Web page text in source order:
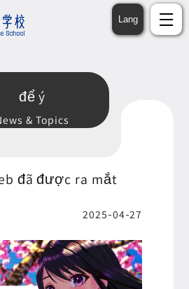
Lang
để ý
& Topics
đã được ra mắt
2025-04-27